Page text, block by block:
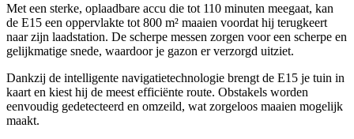
Met een sterke, oplaadbare accu die tot 110 minuten meegaat, kan
de E15 een oppervlakte tot 800 m² maaien voordat hij terugkeert
naar zijn laadstation. De scherpe messen zorgen voor een scherpe en
gelijkmatige snede, waardoor je gazon er verzorgd uitziet.
Dankzij de intelligente navigatietechnologie brengt de E15 je tuin in
kaart en kiest hij de meest efficiënte route. Obstakels worden
eenvoudig gedetecteerd en omzeild, wat zorgeloos maaien mogelijk
maakt.